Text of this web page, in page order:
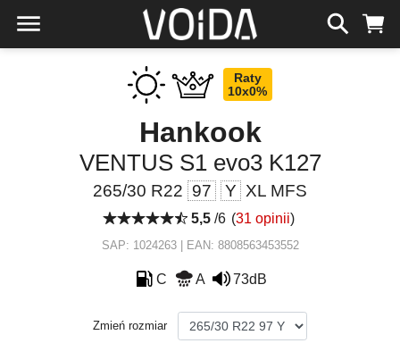
Raty
10x0%
Hankook
VENTUS S1 evo3 K127
265/30 R22 97 Y XL MFS
5,5/6 (31 opinii)
SAP: 1024263 | EAN: 8808563453552
C A 73dB
Zmień rozmiar